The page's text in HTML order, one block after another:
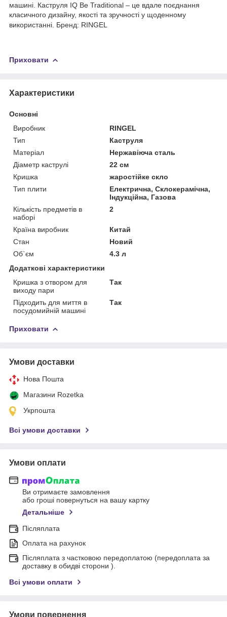
машині. Каструля IQ Be Traditional – це вдале поєднання
класичного дизайну, якості та зручності у щоденному
використанні. Бренд: RINGEL
Приховати
Характеристики
Основні
Виробник
RINGEL
Тип
Каструля
Матеріал
Нержавіюча сталь
Діаметр каструлі
22 см
Кришка
жаростійке скло
Тип плити
Електрична, Склокерамічна,
Індукційна, Газова
Кількість предметів в
наборі
2
Країна виробник
Китай
Стан
Новий
Об`єм
4.3 л
Додаткові характеристики
Кришка з отвором для
виходу пари
Так
Підходить для миття в
посудомийній машині
Так
Приховати
Умови доставки
Нова Пошта
Магазини Rozetka
Укрпошта
Всі умови доставки
Умови оплати
Ви отримаєте замовлення
або гроші повернуться на вашу картку
Детальніше
Післяплата
Оплата на рахунок
Післяплата з частковою передоплатою (передоплата за
доставку в обидві сторони ).
Всі умови оплати
Умови повернення